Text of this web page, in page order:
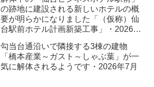
の跡地に建設される新しいホテルの概
要が明らかになりました「（仮称）仙
台駅前ホテル計画新築工事」・2026年
勾当台通沿いで隣接する3棟の建物
「橋本産業～ガスト～しゃぶ葉」が一
気に解体されるようです・2026年7月